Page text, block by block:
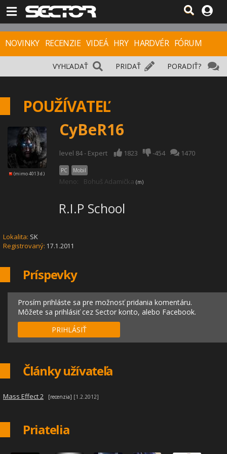
NOVINKY RECENZIE VIDEÁ HRY HARDVÉR FÓRUM
PORADIŤ?
PRIDAŤ
VYHĽADAŤ
POUŽÍVATEĽ
(mimo 4013 d.)
CyBeR16
level 84 - Expert 1823 -454 1470
PC Mobil
Meno: Bohuš Adamička (m)
R.I.P School
Lokalita: SK
Registrovaný: 17.1.2011
Príspevky
Prosím prihláste sa pre možnosť pridania komentáru.
Môžete sa prihlásiť cez Sector konto, alebo Facebook.
PRIHLÁSIŤ
Články užívateľa
Mass Effect 2 [recenzia] [1.2.2012]
Priatelia